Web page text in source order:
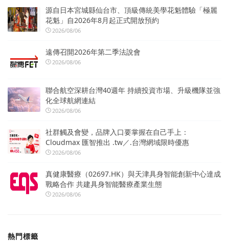
源自日本宮城縣仙台市、頂級傳統美學花魁體驗「極麗
花魁」自2026年8月起正式開放預約
2026/08/06
遠傳召開2026年第二季法說會
2026/08/06
聯合航空深耕台灣40週年 持續投資市場、升級機隊並強
化全球航網連結
2026/08/06
社群觸及會變，品牌入口要掌握在自己手上：
Cloudmax 匯智推出 .tw／.台灣網域限時優惠
2026/08/06
真健康醫療（02697.HK）與天津具身智能創新中心達成
戰略合作 共建具身智能醫療產業生態
2026/08/06
熱門標籤